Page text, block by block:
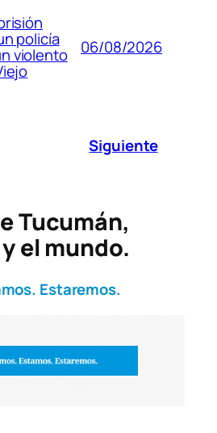
policía
violento 06/08/2026
Siguiente
Tucumán,
el mundo.
Estaremos.